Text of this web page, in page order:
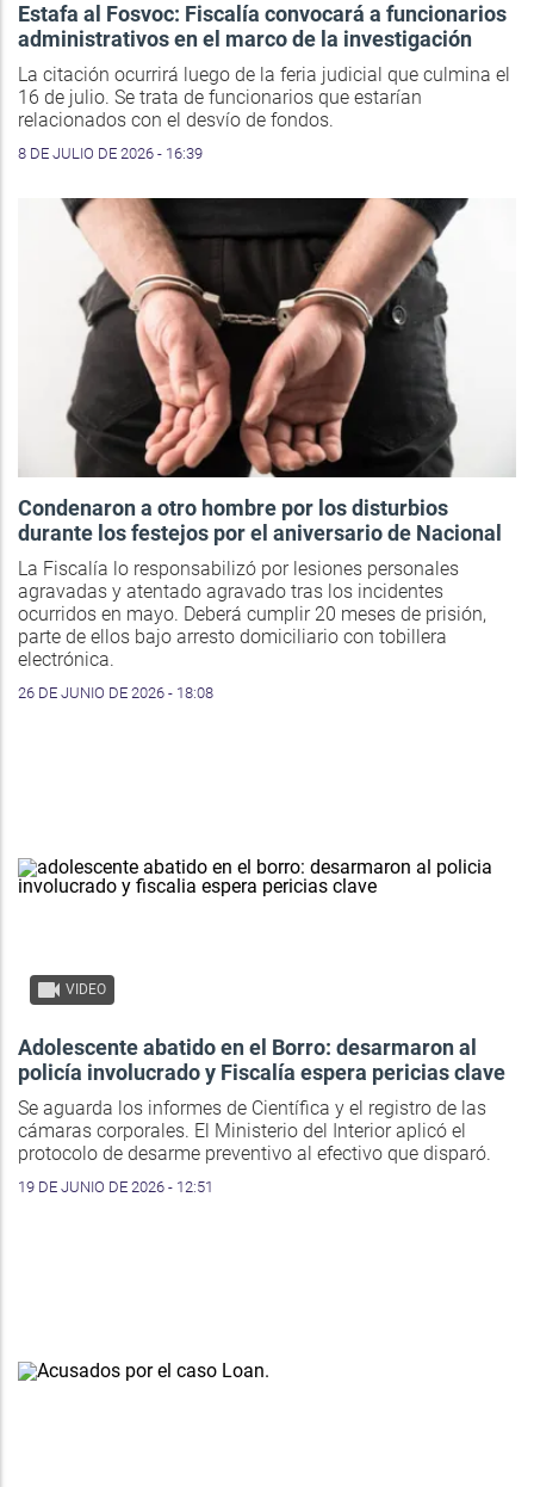
Estafa al Fosvoc: Fiscalía convocará a funcionarios
administrativos en el marco de la investigación
La citación ocurrirá luego de la feria judicial que culmina el
16 de julio. Se trata de funcionarios que estarían
relacionados con el desvío de fondos.
8 DE JULIO DE 2026 - 16:39
Condenaron a otro hombre por los disturbios
durante los festejos por el aniversario de Nacional
La Fiscalía lo responsabilizó por lesiones personales
agravadas y atentado agravado tras los incidentes
ocurridos en mayo. Deberá cumplir 20 meses de prisión,
parte de ellos bajo arresto domiciliario con tobillera
electrónica.
26 DE JUNIO DE 2026 - 18:08
VIDEO
Adolescente abatido en el Borro: desarmaron al
policía involucrado y Fiscalía espera pericias clave
Se aguarda los informes de Científica y el registro de las
cámaras corporales. El Ministerio del Interior aplicó el
protocolo de desarme preventivo al efectivo que disparó.
19 DE JUNIO DE 2026 - 12:51